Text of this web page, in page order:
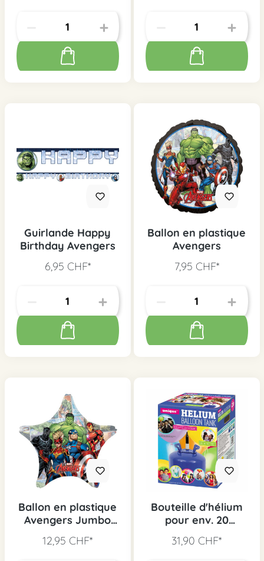
Guirlande Happy
Birthday Avengers
6,95 CHF*
Ballon en plastique
Avengers
7,95 CHF*
Ballon en plastique
Avengers Jumbo
12,95 CHF*
Bouteille d'hélium
pour env. 20
31,90 CHF*